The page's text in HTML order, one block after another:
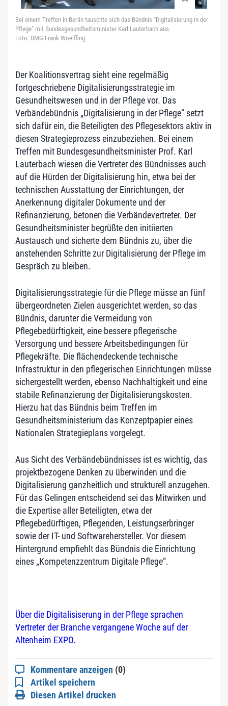
Bei einem Treffen in Berlin tauschte sich das Bündnis "Digitalisierung in der
Pflege" mit Bundesgesundheitsminister Karl Lauterbach aus.
Foto: BMG Frank Woelffing
Der Koalitionsvertrag sieht eine regelmäßig
fortgeschriebene Digitalisierungsstrategie im
Gesundheitswesen und in der Pflege vor. Das
Verbändebündnis „Digitalisierung in der Pflege“ setzt
sich dafür ein, die Beteiligten des Pflegesektors aktiv in
diesen Strategieprozess einzubeziehen. Bei einem
Treffen mit Bundesgesundheitsminister Prof. Karl
Lauterbach wiesen die Vertreter des Bündnisses auch
auf die Hürden der Digitalisierung hin, etwa bei der
technischen Ausstattung der Einrichtungen, der
Anerkennung digitaler Dokumente und der
Refinanzierung, betonen die Verbändevertreter. Der
Gesundheitsminister begrüßte den initiierten
Austausch und sicherte dem Bündnis zu, über die
anstehenden Schritte zur Digitalisierung der Pflege im
Gespräch zu bleiben.
Digitalisierungsstrategie für die Pflege müsse an fünf
übergeordneten Zielen ausgerichtet werden, so das
Bündnis, darunter die Vermeidung von
Pflegebedürftigkeit, eine bessere pflegerische
Versorgung und bessere Arbeitsbedingungen für
Pflegekräfte. Die flächendeckende technische
Infrastruktur in den pflegerischen Einrichtungen müsse
sichergestellt werden, ebenso Nachhaltigkeit und eine
stabile Refinanzierung der Digitalisierungskosten.
Hierzu hat das Bündnis beim Treffen im
Gesundheitsministerium das Konzeptpapier eines
Nationalen Strategieplans vorgelegt.
Aus Sicht des Verbändebündnisses ist es wichtig, das
projektbezogene Denken zu überwinden und die
Digitalisierung ganzheitlich und strukturell anzugehen.
Für das Gelingen entscheidend sei das Mitwirken und
die Expertise aller Beteiligten, etwa der
Pflegebedürftigen, Pflegenden, Leistungserbringer
sowie der IT- und Softwarehersteller. Vor diesem
Hintergrund empfiehlt das Bündnis die Einrichtung
eines „Kompetenzzentrum Digitale Pflege“.
Über die Digitalisiserung in der Pflege sprachen
Vertreter der Branche vergangene Woche auf der
Altenheim EXPO.
Kommentare anzeigen (0)
Artikel speichern
Diesen Artikel drucken